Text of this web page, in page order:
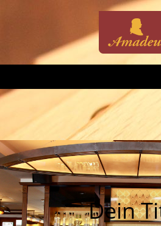
Dein